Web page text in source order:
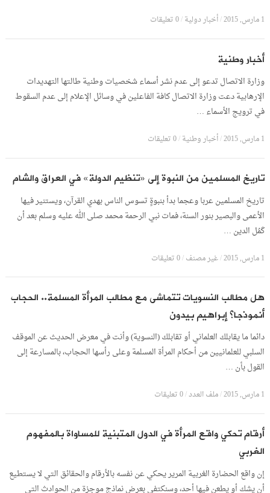
1 مارس, 2015 /أخبار دولية/0 تعليقات
أخبار وطنية
وزارة الاتصال تدعو إلى عدم نشر أسماء شخصيات وطنية طالتها التهديدات
الإرهابية دعت وزارة الاتصال كافة الفاعلين في وسائل الإعلام إلى عدم السقوط
في ترويج الأسماء …
1 مارس, 2015 /أخبار وطنية/0 تعليقات
تاريخ المسلمين من النبوة إلى «تنظيم الدولة» في العراق والشام
تاريخ المسلمين عربا وعجما بدأ بنبوةٍ تسوس الناس بهدي القرآن، ويستنير فيها
الأعمى والبصير بنور السنة، فمات نبي الرحمة محمد صلى الله عليه وسلم بعد أن
كَمُل الدين …
1 مارس, 2015 /غير مصنف/0 تعليقات
هل مطالب النسويات تتماشى مع مطالب المرأة المسلمة.. الحجاب
أنموذجا؟ إبراهيم بيدون
دائما ما يقابلك العلماني أو تقابلك (النسوية) وأنت في معرض الحديث عن الموقف
السلبي للعلمانيين من أحكام المرأة المسلمة وعلى رأسها الحجاب، بالمسارعة إلى
القول بأن …
1 مارس, 2015 /ملف العدد/0 تعليقات
أرقام تحكي واقع المرأة في الدول المتبنية للمساواة بالمفهوم
الغربي
إن واقع الحضارة الغربية المرير يحكي عن نفسه بالأرقام والحقائق التي لا يستطيع
أن يشك أو يطعن فيها أحد، وسنكتفي بعرض نماذج موجزة من الحوادث التي